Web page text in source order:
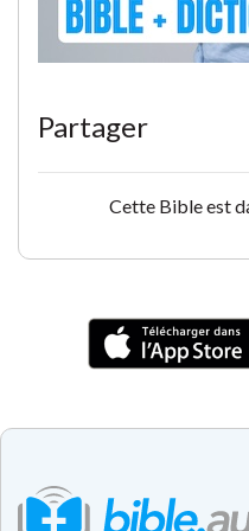
Partager
Cette Bible est